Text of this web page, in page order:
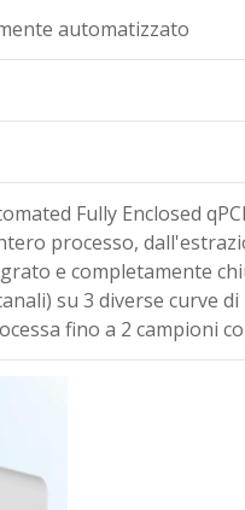
automatizzato
Fully Enclosed
processo,
e completamente
su 3 diverse curve
fino a 2 campioni